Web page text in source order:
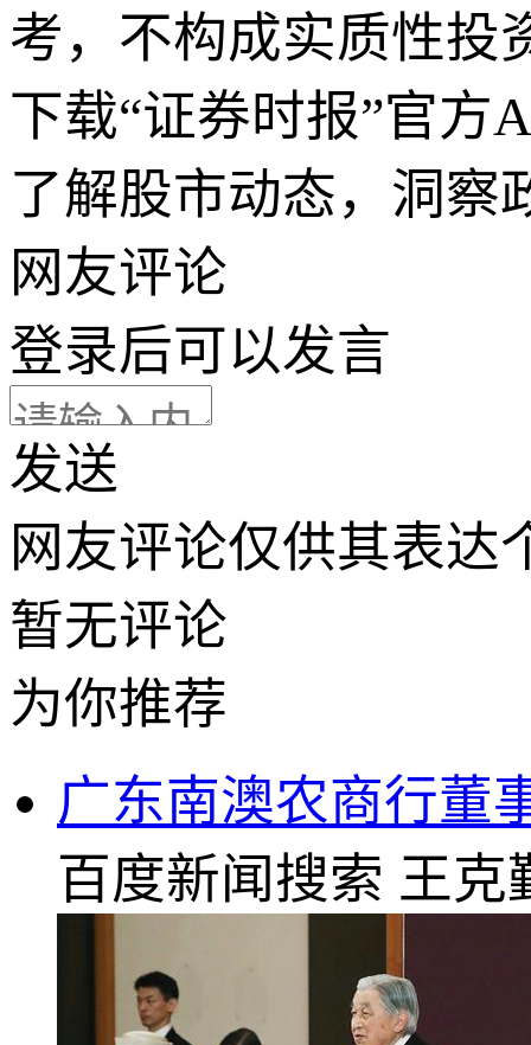
考，不构成实质性投
下载“证券时报”官方
了解股市动态，洞察
网友评论
登录后可以发言
发送
网友评论仅供其表达
暂无评论
为你推荐
广东南澳农商行董
百度新闻搜索 王克